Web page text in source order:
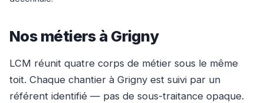
Nos métiers à Grigny
LCM réunit quatre corps de métier sous le même
toit. Chaque chantier à Grigny est suivi par un
référent identifié — pas de sous-traitance opaque.